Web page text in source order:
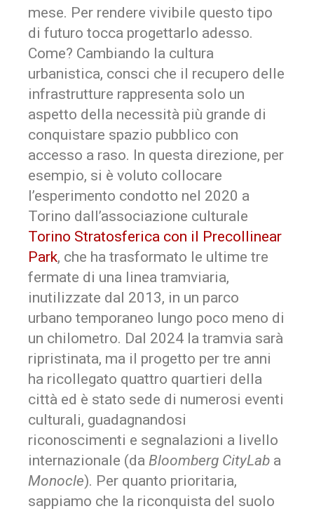
mese. Per rendere vivibile questo tipo
di futuro tocca progettarlo adesso.
Come? Cambiando la cultura
urbanistica, consci che il recupero delle
infrastrutture rappresenta solo un
aspetto della necessità più grande di
conquistare spazio pubblico con
accesso a raso. In questa direzione, per
esempio, si è voluto collocare
l’esperimento condotto nel 2020 a
Torino dall’associazione culturale
Torino Stratosferica con il Precollinear
Park, che ha trasformato le ultime tre
fermate di una linea tramviaria,
inutilizzate dal 2013, in un parco
urbano temporaneo lungo poco meno di
un chilometro. Dal 2024 la tramvia sarà
ripristinata, ma il progetto per tre anni
ha ricollegato quattro quartieri della
città ed è stato sede di numerosi eventi
culturali, guadagnandosi
riconoscimenti e segnalazioni a livello
internazionale (daBloomberg CityLab a
Monocle). Per quanto prioritaria,
sappiamo che la riconquista del suolo